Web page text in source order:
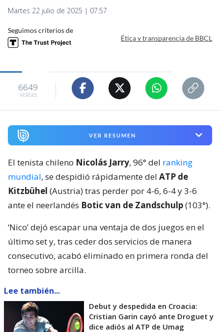
Martes 22 julio de 2025 | 07:57
Seguimos criterios de
Ética y transparencia de BBCL
6649
visitas
VER RESUMEN
El tenista chileno Nicolás Jarry, 96° del ranking
mundial, se despidió rápidamente del ATP de
Kitzbühel (Austria) tras perder por 4-6, 6-4 y 3-6
ante el neerlandés Botic van de Zandschulp(103°).
‘Nico’ dejó escapar una ventaja de dos juegos en el
último set y, tras ceder dos servicios de manera
consecutivo, acabó eliminado en primera ronda del
torneo sobre arcilla.
Lee también...
Debut y despedida en Croacia:
Cristian Garin cayó ante Droguet y
dice adiós al ATP de Umag